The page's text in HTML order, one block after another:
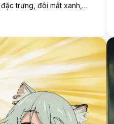
trưng, đôi mắt xanh,
hảo cho màn hình máy tính